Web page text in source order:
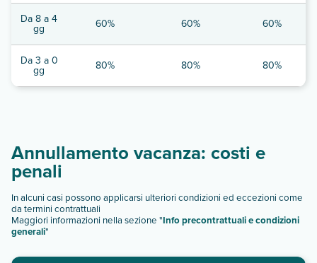
Da 8 a 4
gg 60% 60% 60%
Da 3 a 0
gg 80% 80% 80%
Annullamento vacanza: costi e
penali
In alcuni casi possono applicarsi ulteriori condizioni ed eccezioni come
da termini contrattuali
Maggiori informazioni nella sezione "Info precontrattuali e condizioni
generali"